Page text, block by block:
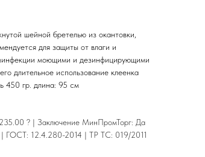
шейной бретелью из окантовки,
для защиты от влаги и
моющими и дезинфицирующими
длительное использование клеенка
450 гр. длина: 95 см
? | Заключение МинПромТорг: Да
ГОСТ: 12.4.280-2014 | ТР ТС: 019/2011